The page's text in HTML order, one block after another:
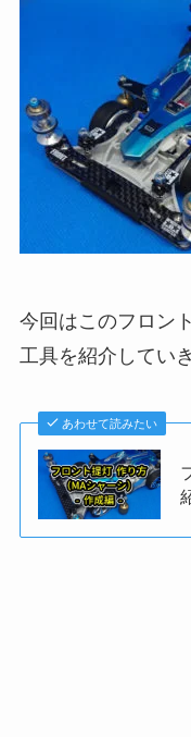
今回はこのフロン
工具を紹介してい
あわせて読みたい